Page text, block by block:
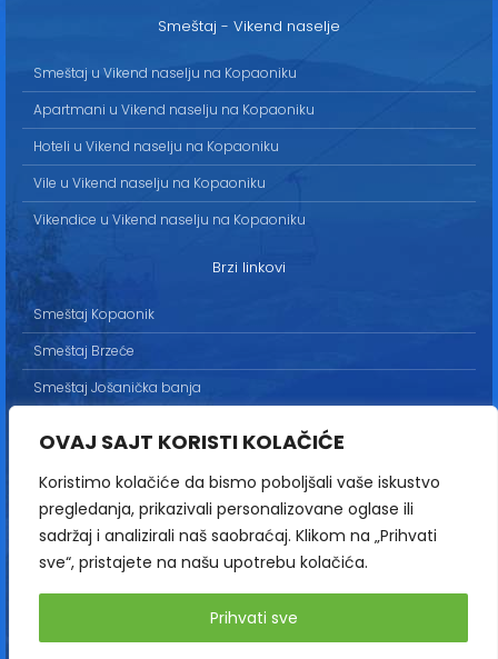
OVAJ SAJT KORISTI KOLAČIĆE
Koristimo kolačiće da bismo poboljšali vaše iskustvo
pregledanja, prikazivali personalizovane oglase ili
sadržaj i analizirali naš saobraćaj. Klikom na „Prihvati
sve“, pristajete na našu upotrebu kolačića.
Prihvati sve
Smeštaj - Vikend naselje
Smeštaj u Vikend naselju na Kopaoniku
Apartmani u Vikend naselju na Kopaoniku
Hoteli u Vikend naselju na Kopaoniku
Vile u Vikend naselju na Kopaoniku
Vikendice u Vikend naselju na Kopaoniku
Brzi linkovi
Smeštaj Kopaonik
Smeštaj Brzeće
Smeštaj Jošanička banja
Kontakt
Sva prava zadržana / All rights reserved